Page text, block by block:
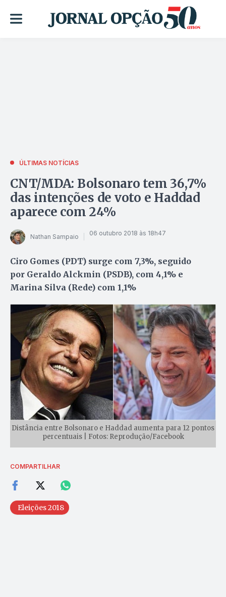
ÚLTIMAS NOTÍCIAS
CNT/MDA: Bolsonaro tem 36,7%
das intenções de voto e Haddad
aparece com 24%
Nathan Sampaio 06 outubro 2018 às 18h47
Ciro Gomes (PDT) surge com 7,3%, seguido
por Geraldo Alckmin (PSDB), com 4,1% e
Marina Silva (Rede) com 1,1%
Distância entre Bolsonaro e Haddad aumenta para 12 pontos
percentuais | Fotos: Reprodução/Facebook
COMPARTILHAR
Eleições 2018